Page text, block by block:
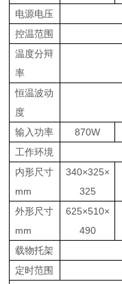
电源电压
控温范围
温度分辩
率
恒温波动
度
输入功率 870W
工作环境
内形尺寸
mm
340×325×
325
外形尺寸
mm
625×510×
490
载物托架
定时范围